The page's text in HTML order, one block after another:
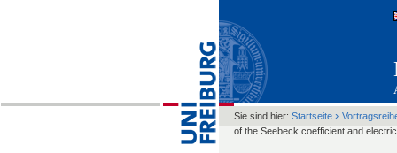
Sie sind hier: Startseite ›
of the Seebeck coefficient and